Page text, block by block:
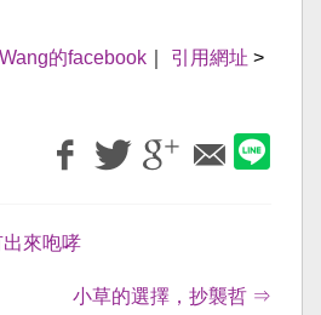
的facebook 引用網址 >
來咆哮
小草的選擇，抄襲哲 ⇒